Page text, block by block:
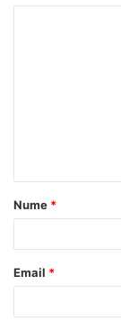
Nume *
Email *